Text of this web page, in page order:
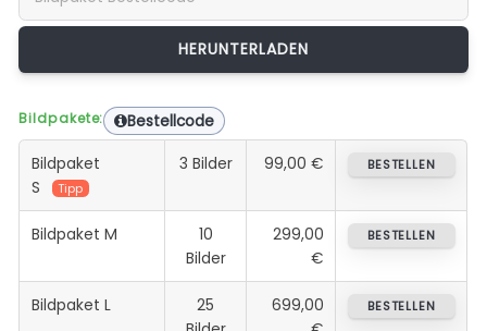
Bildpakete: Bestellcode
Bildpaket
S
Tipp
3 Bilder 99,00 € BESTELLEN
Bildpaket M
10
Bilder
299,00
€
BESTELLEN
Bildpaket L
25
699,00
BESTELLEN